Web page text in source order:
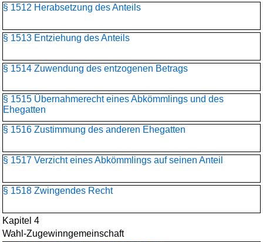
§ 1512 Herabsetzung des Anteils
§ 1513 Entziehung des Anteils
§ 1514 Zuwendung des entzogenen Betrags
§ 1515 Übernahmerecht eines Abkömmlings und des
Ehegatten
§ 1516 Zustimmung des anderen Ehegatten
§ 1517 Verzicht eines Abkömmlings auf seinen Anteil
§ 1518 Zwingendes Recht
Kapitel 4
Wahl-Zugewinngemeinschaft